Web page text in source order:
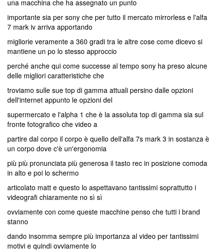
una macchina che ha assegnato un punto
importante sia per sony che per tutto il mercato mirrorless e l'alfa
7 mark iv arriva apportando
migliorie veramente a 360 gradi tra le altre cose come dicevo si
mantiene un po lo stesso approccio
perché anche qui come successe al tempo sony ha preso alcune
delle migliori caratteristiche che
troviamo sulle sue top di gamma attuali persino dalle opzioni
dell'internet appunto le opzioni del
supermercato e l'alpha 1 che è la assoluta top di gamma sia sul
fronte fotografico che video a
partire dal corpo il corpo è quello dell'alfa 7s mark 3 in sostanza è
un corpo dove c'è un'ergonomia
più più pronunciata più generosa il tasto rec in posizione comoda
in alto e poi lo schermo
articolato matt e questo lo aspettavano tantissimi soprattutto i
videografi chiaramente no sì sì
ovviamente con come queste macchine penso che tutti i brand
stanno
dando insomma sempre più importanza al video per tantissimi
motivi e quindi ovviamente lo